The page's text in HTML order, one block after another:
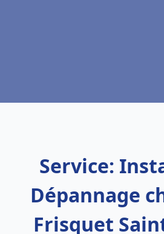
Service:
Dépannage
Frisquet